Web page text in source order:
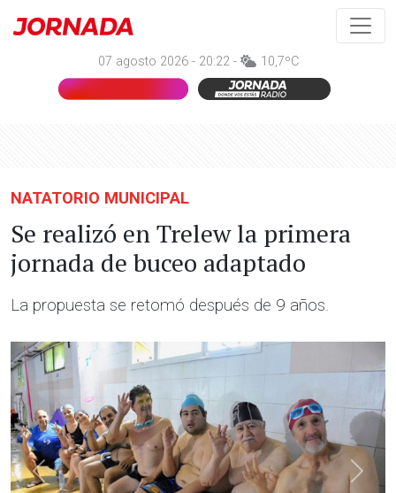
07 agosto 2026 - 20:22 - 10,7ºC
NATATORIO MUNICIPAL
Se realizó en Trelew la primera
jornada de buceo adaptado
La propuesta se retomó después de 9 años.
Anterior